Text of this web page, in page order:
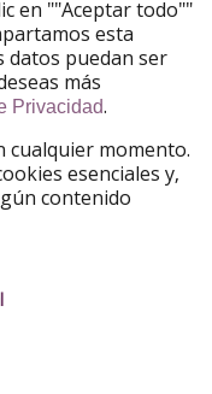
legal
servicios
en ""Aceptar todo""
esta
datos puedan ser
más
Privacidad.
cualquier momento.
esenciales y,
contenido